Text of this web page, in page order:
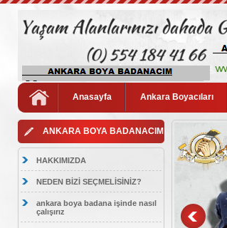
Anasayfa Ankara Boyacıları
ANKARA BOYA BADANACIM
HAKKIMIZDA
NEDEN BİZİ SEÇMELİSİNİZ?
ankara boya badana işinde nasıl
çalışırız